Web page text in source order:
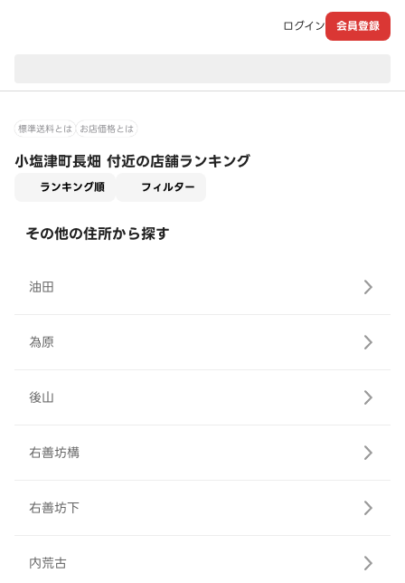
ログイン 会員登録
標準送料とは お店価格とは
小塩津町長畑 付近の店舗ランキング
ランキング順 フィルター
その他の住所から探す
油田
為原
後山
右善坊構
右善坊下
内荒古